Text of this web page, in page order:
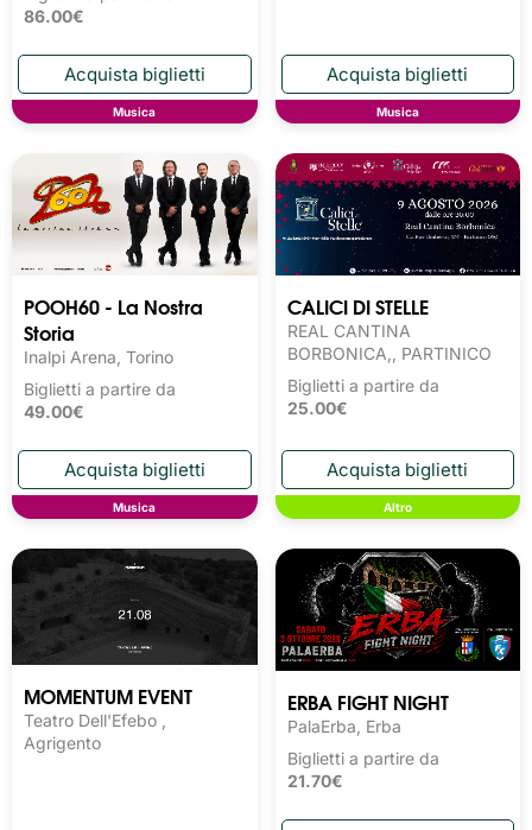
86.00€
Musica Musica
POOH60 - La Nostra
Storia
Inalpi Arena, Torino
Biglietti a partire da
49.00€
Musica
CALICI DI STELLE
REAL CANTINA
BORBONICA,, PARTINICO
Biglietti a partire da
25.00€
Altro
MOMENTUM EVENT
Teatro Dell'Efebo ,
Agrigento
ERBA FIGHT NIGHT
PalaErba, Erba
Biglietti a partire da
21.70€